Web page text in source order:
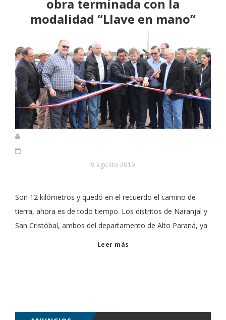
obra terminada con la
modalidad “Llave en mano”
9 agosto 2019
Son 12 kilómetros y quedó en el recuerdo el camino de
tierra, ahora es de todo tiempo. Los distritos de Naranjal y
San Cristóbal, ambos del departamento de Alto Paraná, ya
Leer más